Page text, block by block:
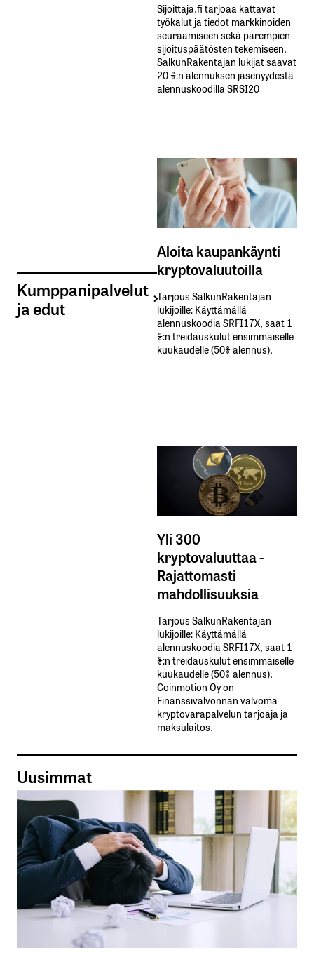
Kumppanipalvelut
ja edut
Sijoittaja.fi tarjoaa kattavat
työkalut ja tiedot markkinoiden
seuraamiseen sekä parempien
sijoituspäätösten tekemiseen.
SalkunRakentajan lukijat saavat
20 %:n alennuksen jäsenyydestä
alennuskoodilla SRSI20
Aloita kaupankäynti
kryptovaluutoilla
Tarjous SalkunRakentajan
lukijoille: Käyttämällä​ ​
alennuskoodia​ ​SRFI17X,​ ​saat​ ​1
%:n treidauskulut​ ​ensimmäiselle​ ​
kuukaudelle​ ​(50%​ ​alennus).
Yli 300
kryptovaluuttaa -
Rajattomasti
mahdollisuuksia
Tarjous SalkunRakentajan
lukijoille: Käyttämällä​ ​
alennuskoodia​ ​SRFI17X,​ ​saat​ ​1
%:n treidauskulut​ ​ensimmäiselle​ ​
kuukaudelle​ ​(50%​ ​alennus).
Coinmotion Oy on
Finanssivalvonnan valvoma
kryptovarapalvelun tarjoaja ja
maksulaitos.
Uusimmat